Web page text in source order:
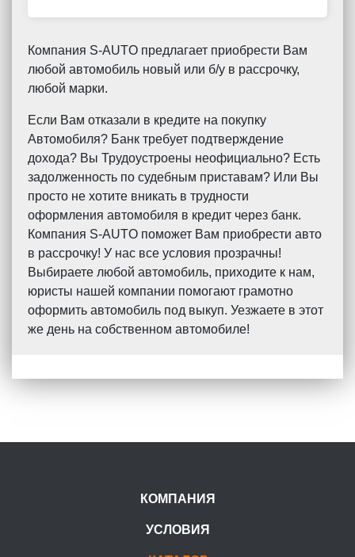
Компания S-AUTO предлагает приобрести Вам
любой автомобиль новый или б/у в рассрочку,
любой марки.
Если Вам отказали в кредите на покупку
Автомобиля? Банк требует подтверждение
дохода? Вы Трудоустроены неофициально? Есть
задолженность по судебным приставам? Или Вы
просто не хотите вникать в трудности
оформления автомобиля в кредит через банк.
Компания S-AUTO поможет Вам приобрести авто
в рассрочку! У нас все условия прозрачны!
Выбираете любой автомобиль, приходите к нам,
юристы нашей компании помогают грамотно
оформить автомобиль под выкуп. Уезжаете в этот
же день на собственном автомобиле!
КОМПАНИЯ
УСЛОВИЯ